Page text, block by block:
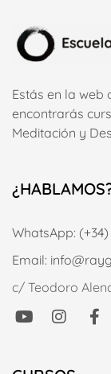
Estás en la web
encontrarás
Meditación y
WhatsApp:
Email:
c/ Teodoro